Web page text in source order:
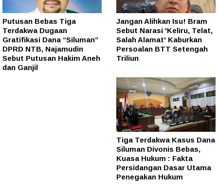
Putusan Bebas Tiga
Terdakwa Dugaan
Gratifikasi Dana “Siluman”
DPRD NTB, Najamudin
Sebut Putusan Hakim Aneh
dan Ganjil
Jangan Alihkan Isu! Bram
Sebut Narasi 'Keliru, Telat,
Salah Alamat' Kaburkan
Persoalan BTT Setengah
Triliun
Tiga Terdakwa Kasus Dana
Siluman Divonis Bebas,
Kuasa Hukum : Fakta
Persidangan Dasar Utama
Penegakan Hukum